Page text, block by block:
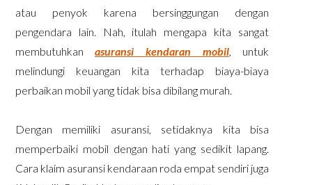
atau penyok karena bersinggungan dengan
pengendara lain. Nah, itulah mengapa kita sangat
membutuhkanasuransi kendaran mobil, untuk
melindungi keuangan kita terhadap biaya-biaya
perbaikan mobil yang tidak bisa dibilang murah.
Dengan memiliki asuransi, setidaknya kita bisa
memperbaiki mobil dengan hati yang sedikit lapang.
Cara klaim asuransi kendaraan roda empat sendiri juga